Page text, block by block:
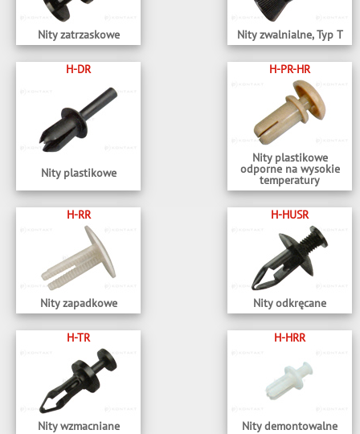
Nity zatrzaskowe Nity zwalnialne, Typ T
H-DR
Nity plastikowe
H-PR-HR
Nity plastikowe
odporne na wysokie
temperatury
H-RR
Nity zapadkowe
H-HUSR
Nity odkręcane
H-TR
Nity wzmacniane
H-HRR
Nity demontowalne